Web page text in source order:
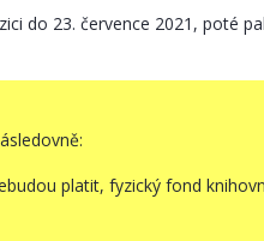
do 23. července 2021, poté
platit, fyzický fond